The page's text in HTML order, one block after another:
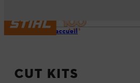
Page d’accueil
CUT KITS